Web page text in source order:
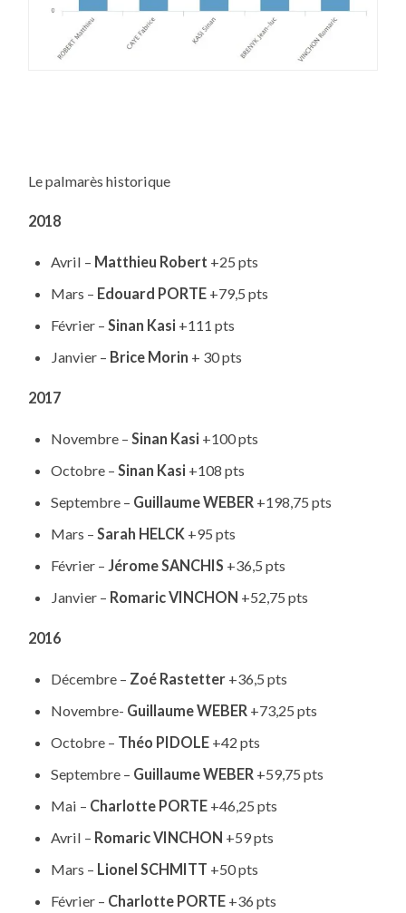
Le palmarès historique
2018
Avril – Matthieu Robert +25 pts
Mars – Edouard PORTE+79,5 pts
Février – Sinan Kasi +111 pts
Janvier – Brice Morin + 30 pts
2017
Novembre – Sinan Kasi +100 pts
Octobre – Sinan Kasi +108 pts
Septembre – Guillaume WEBER+198,75 pts
Mars – Sarah HELCK+95 pts
Février – Jérome SANCHIS +36,5 pts
Janvier – Romaric VINCHON +52,75 pts
2016
Décembre – Zoé Rastetter+36,5 pts
Novembre- Guillaume WEBER +73,25 pts
Octobre – Théo PIDOLE+42 pts
Septembre – Guillaume WEBER +59,75 pts
Mai – Charlotte PORTE+46,25 pts
Avril – Romaric VINCHON +59 pts
Mars – Lionel SCHMITT +50 pts
Février – Charlotte PORTE+36 pts